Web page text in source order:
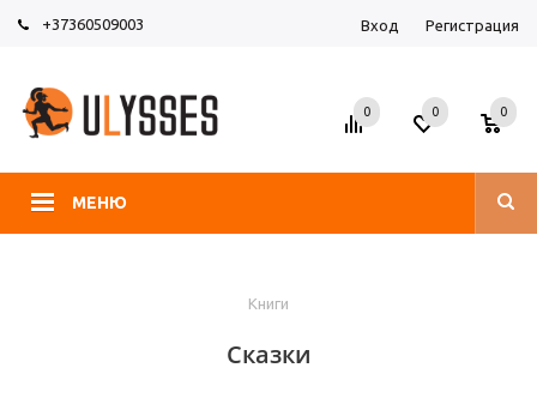
+37360509003 Вход Регистрация
МЕНЮ
0 0 0
Книги
Сказки